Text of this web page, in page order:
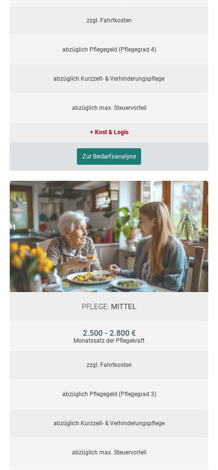
zzgl. Fahrtkosten
abzüglich Pflegegeld (Pflegegrad 4)
abzüglich Kurzzeit- & Verhinderungspflege
abzüglich max. Steuervorteil
+ Kost & Logis
Zur Bedarfsanalyse
PFLEGE: MITTEL
2.500 - 2.800 €
Monatssatz der Pflegekraft
zzgl. Fahrtkosten
abzüglich Pflegegeld (Pflegegrad 3)
abzüglich Kurzzeit- & Verhinderungspflege
abzüglich max. Steuervorteil